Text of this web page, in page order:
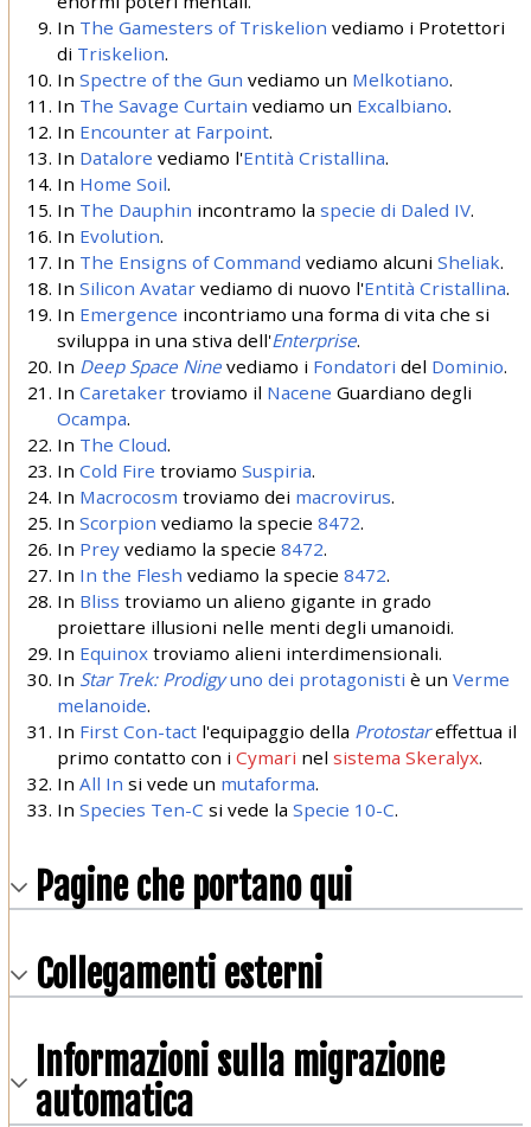
In The Gamesters of Triskelion vediamo i Protettori
di Triskelion.
In Spectre of the Gun vediamo un Melkotiano.
In The Savage Curtain vediamo un Excalbiano.
In Encounter at Farpoint.
In Datalore vediamo l'Entità Cristallina.
In Home Soil.
In The Dauphin incontramo la specie di Daled IV.
In Evolution.
In The Ensigns of Command vediamo alcuni Sheliak.
In Silicon Avatarvediamo di nuovo l'Entità Cristallina.
In Emergence incontriamo una forma di vita che si
sviluppa in una stiva dell'Enterprise.
In Deep Space Ninevediamo i Fondatori del Dominio.
In Caretakertroviamo il Nacene Guardiano degli
Ocampa.
In The Cloud.
In Cold Fire troviamo Suspiria.
In Macrocosm troviamo dei macrovirus.
In Scorpion vediamo la specie 8472.
In Preyvediamo la specie 8472.
In In the Flesh vediamo la specie 8472.
In Bliss troviamo un alieno gigante in grado
proiettare illusioni nelle menti degli umanoidi.
In Equinoxtroviamo alieni interdimensionali.
In Star Trek: Prodigy uno dei protagonisti è un Verme
melanoide.
In First Con-tactl'equipaggio della Protostareffettua il
primo contatto con i Cymari nel sistema Skeralyx.
In All In si vede un mutaforma.
In Species Ten-C si vede la Specie 10-C.
Pagine che portano qui
Collegamenti esterni
Informazioni sulla migrazione
automatica